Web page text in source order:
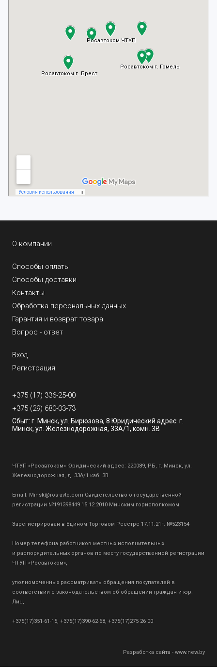
О компании
Способы оплаты
Способы доставки
Контакты
Обработка персональных данных
Гарантия и возврат товара
Вопрос - ответ
Вход
Регистрация
+375 (17) 336-25-00
+375 (29) 680-03-73
Сбыт: г. Минск, ул. Бирюзова, 8 Юридический адрес: г.
Минск, ул. Железнодорожная, 33А/1, комн. 3В
ЧТУП «Росавтоком» Юридический адрес: 220089, РБ, г. Минск, ул.
Железнодорожная, д. 33А/1 каб. 3В.
Email: Minsk@ros-avto.com Свидетельство о государственной
регистрации №191398449 15.12.2010 Минским горисполкомом.
Зарегистрирован в Едином Торговом Реестре 17.11.21г. №523154
Номер телефона работников местных исполнительных
и распорядительных органов по месту государственной регистрации
ЧТУП «Росавтоком»,
уполномоченных рассматривать обращения покупателей в
соответствии с законодательством об обращении граждан и юр.
Лиц,
+375(17)351-61-15, +375(17)390-62-68, +375(17)275 26 00
Разработка сайта - www.new.by